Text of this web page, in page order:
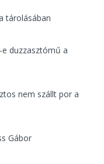
tárolásában
duzzasztómű a
nem szállt por a
Gábor